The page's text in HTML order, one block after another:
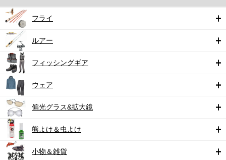
フライ
ルアー
フィッシングギア
ウェア
偏光グラス&拡大鏡
熊よけ＆虫よけ
小物＆雑貨